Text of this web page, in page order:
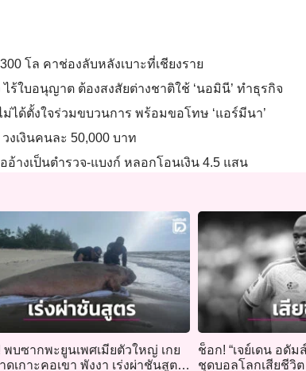
โล คาช่องลับหลังเบาะที่เชียงราย
ไร้ใบอนุญาต ต้องสงสัยต่างชาติใช้ ‘นอมินี’ ทำธุรกิจ
ไม่ได้ตั้งใจร่วมขบวนการ พร้อมขอโทษ ‘แอร์มีนา’
งเงินคนละ 50,000 บาท
อ้างเป็นตำรวจ-แบงก์ หลอกโอนเงิน 4.5 แสน
พบซากพะยูนเพศเมียตัวใหญ่ เกย
ดเกาะคอเขา พังงา เร่งผ่าชันสูตร
ช็อก! “เจย์เดน อดั
ชุดบอลโลกเสียชีวิต